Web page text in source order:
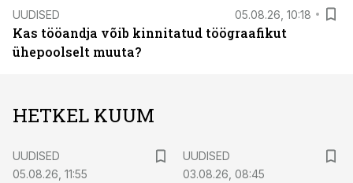
UUDISED 05.08.26, 10:18
Kas tööandja võib kinnitatud töögraafikut
ühepoolselt muuta?
HETKEL KUUM
UUDISED
05.08.26, 11:55
UUDISED
03.08.26, 08:45